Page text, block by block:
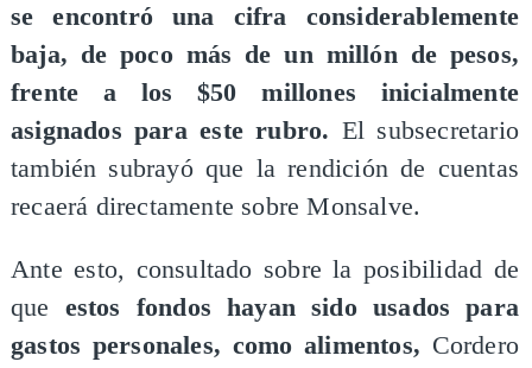
se encontró una cifra considerablemente
baja, de poco más de un millón de pesos,
frente a los $50 millones inicialmente
asignados para este rubro. El subsecretario
también subrayó que la rendición de cuentas
recaerá directamente sobre Monsalve.
Ante esto, consultado sobre la posibilidad de
que estos fondos hayan sido usados para
gastos personales, como alimentos, Cordero